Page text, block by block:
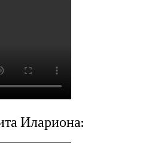
Илариона: